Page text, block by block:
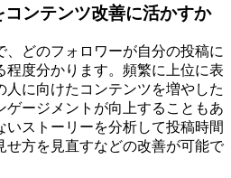
ンテンツ改善に活かすか
、どのフォロワーが自分の投稿に
程度分かります。頻繁に上位に表
人に向けたコンテンツを増やした
ゲージメントが向上することもあ
いストーリーを分析して投稿時間
せ方を見直すなどの改善が可能で